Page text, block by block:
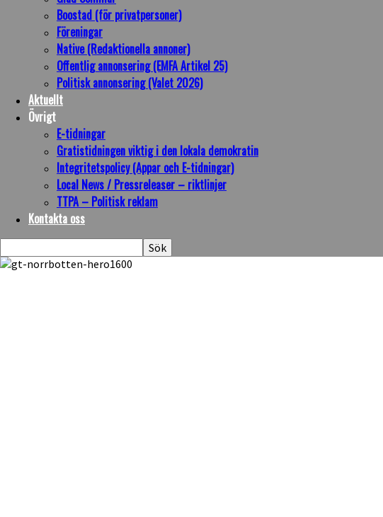
Boostad (för privatpersoner)
Föreningar
Native (Redaktionella annoner)
Offentlig annonsering (EMFA Artikel 25)
Politisk annonsering (Valet 2026)
Aktuellt
Övrigt
E-tidningar
Gratistidningen viktig i den lokala demokratin
Integritetspolicy (Appar och E-tidningar)
Local News / Pressreleaser – riktlinjer
TTPA – Politisk reklam
Kontakta oss